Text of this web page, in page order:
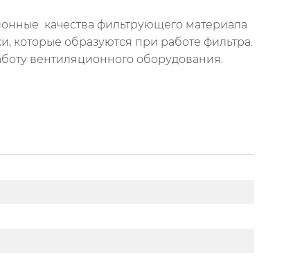
качества фильтрующего материала
образуются при работе фильтра.
вентиляционного оборудования.